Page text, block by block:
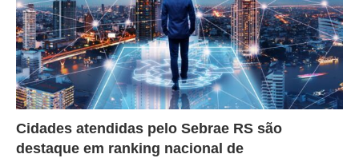
Cidades atendidas pelo Sebrae RS são
destaque em ranking nacional de